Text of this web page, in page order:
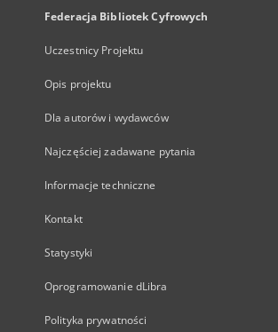
Federacja Bibliotek Cyfrowych
Uczestnicy Projektu
Opis projektu
Dla autorów i wydawców
Najczęściej zadawane pytania
Informacje techniczne
Kontakt
Statystyki
Oprogramowanie dLibra
Polityka prywatności